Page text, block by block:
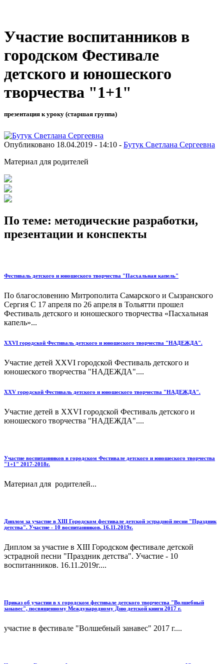
Участие воспитанников в
городском Фестивале
детского и юношеского
творчества "1+1"
презентация к уроку (старшая группа)
Опубликовано 18.04.2019 - 14:10 - Бутук Светлана Сергеевна
Материал для родителей
По теме: методические разработки,
презентации и конспекты
Фестиваль детского и юношеского творчества "Пасхальная капель"
По благословению Митрополита Самарского и Сызранского
Сергия С 17 апреля по 26 апреля в Тольятти прошел
Фестиваль детского и юношеского творчества «Пасхальная
капель»...
XXVI городской Фестиваль детского и юношеского творчества "НАДЕЖДА".
Участие детей XXVI городской Фестиваль детского и
юношеского творчества "НАДЕЖДА"....
XXV городской Фестиваль детского и юношеского творчества "НАДЕЖДА".
Участие детей в XXVI городской Фестиваль детского и
юношеского творчества "НАДЕЖДА"....
Участие воспитанников в городском Фестивале детского и юношеского творчества
"1+1" 2017-2018г.
Материал для родителей...
Диплом за участие в XIII Городском фестивале детской эстрадной песни "Праздник
детства". Участие - 10 воспитанников. 16.11.2019г.
Диплом за участие в XIII Городском фестивале детской
эстрадной песни "Праздник детства". Участие - 10
воспитанников. 16.11.2019г....
Приказ об участии в x городском фестивале детского творчества "Волшебный
занавес", посвященному Международному Дню детской книги 2017 г.
участие в фестивале "Волшебный занавес" 2017 г....